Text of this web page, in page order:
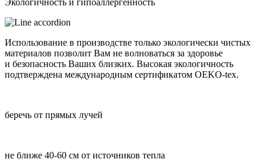
Экологичность и гипоаллергенность
Использование в производстве только экологически чистых
материалов позволит Вам не волноваться за здоровье
и безопасность Ваших близких. Высокая экологичность
подтверждена международным сертификатом OEKO-tex.
беречь от прямых лучей
не ближе 40-60 см от источников тепла